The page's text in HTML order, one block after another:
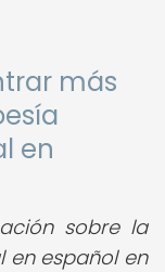
más
en
sobre la
en español en